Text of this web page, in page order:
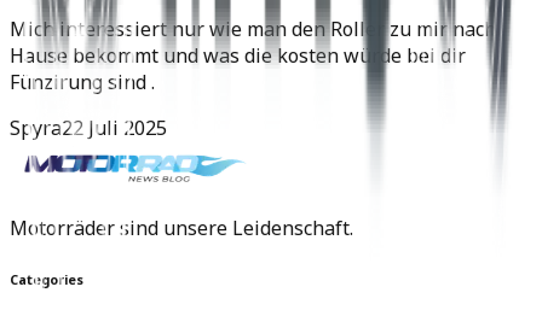
Mich interessiert nur wie man den Roller zu mir nach
Hause bekommt und was die kosten würde bei dir
Fünzirung sind .
Spyra22 Juli 2025
Motorräder sind unsere Leidenschaft.
Categories